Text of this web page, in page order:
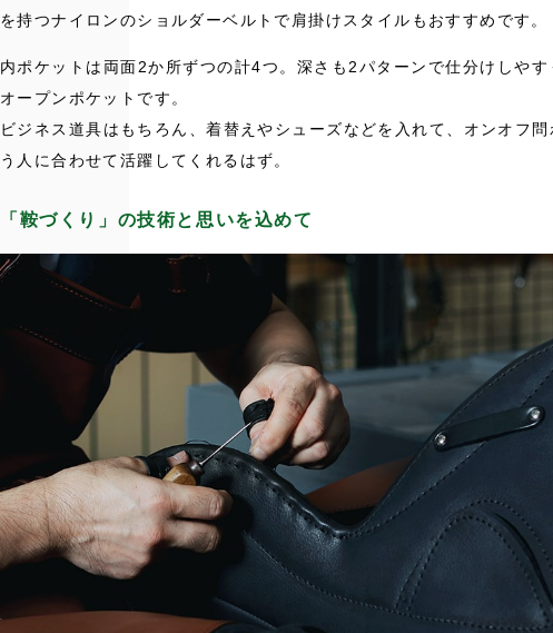
を持つナイロンのショルダーベルトで肩掛けスタイルもおすすめです。
内ポケットは両面2か所ずつの計4つ。深さも2パターンで仕分けしや
オープンポケットです。
ビジネス道具はもちろん、着替えやシューズなどを入れて、オンオフ
う人に合わせて活躍してくれるはず。
「鞍づくり」の技術と思いを込めて